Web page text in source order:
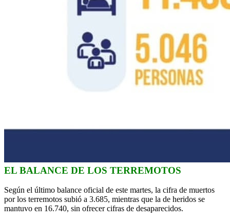
EL BALANCE DE LOS TERREMOTOS
Según el último balance oficial de este martes, la cifra de muertos
por los terremotos subió a 3.685, mientras que la de heridos se
mantuvo en 16.740, sin ofrecer cifras de desaparecidos.